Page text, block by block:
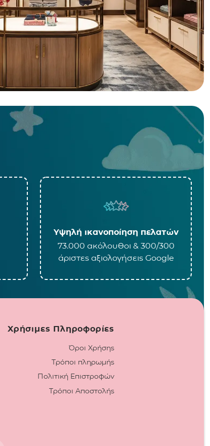
Υψηλή ικανοποίηση πελατών
73.000 ακόλουθοι & 300/300
άριστες αξιολογήσεις Google
Χρήσιμες Πληροφορίες
Όροι Χρήσης
Τρόποι πληρωμής
Πολιτική Επιστροφών
Τρόποι Αποστολής